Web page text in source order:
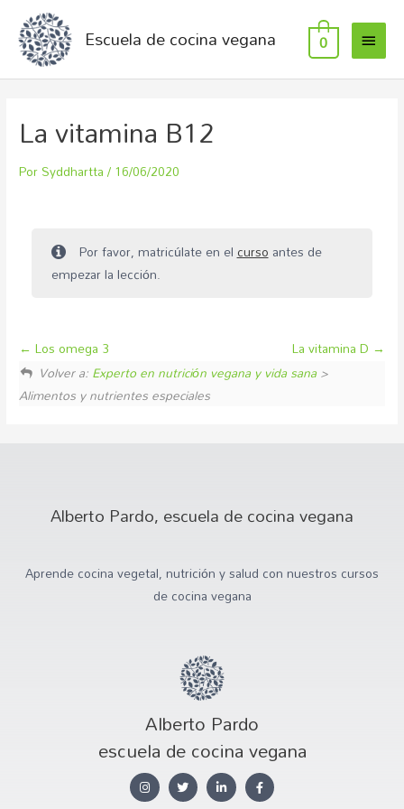
Escuela de cocina vegana 0
La vitamina B12
PorSyddhartta/ 16/06/2020
Por favor, matricúlate en elcursoantes de
empezar la lección.
Los omega 3
La vitamina D
Volver a:Experto en nutrición vegana y vida sana>
Alimentos y nutrientes especiales
Alberto Pardo, escuela de cocina vegana
Aprende cocina vegetal, nutrición y salud con nuestros cursos
de cocina vegana
Alberto Pardo
escuela de cocina vegana